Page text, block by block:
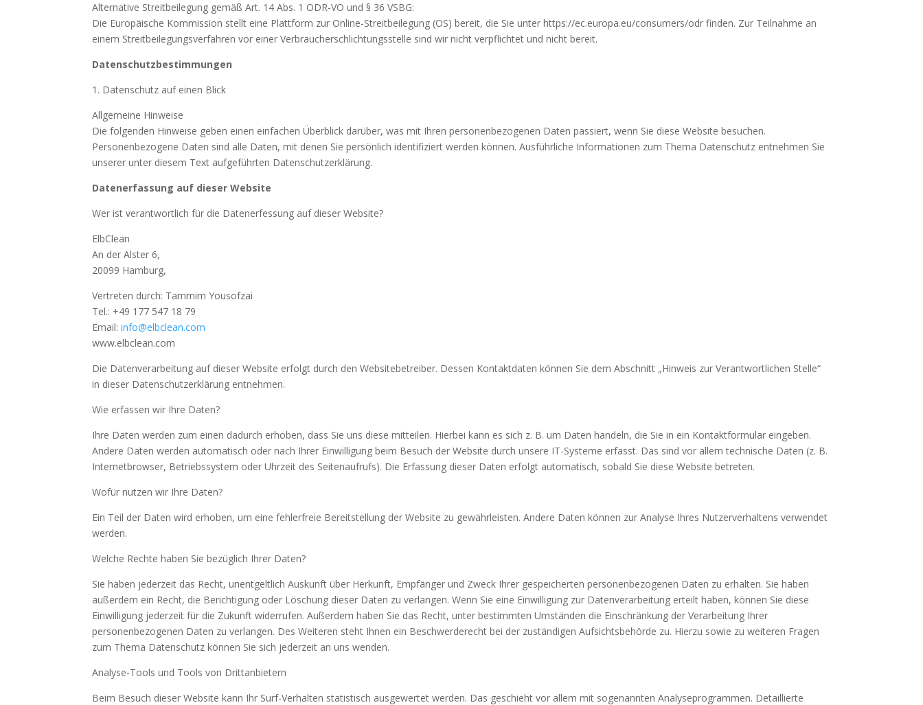
Alternative Streitbeilegung gemäß Art. 14 Abs. 1 ODR-VO und § 36 VSBG:
Die Europäische Kommission stellt eine Plattform zur Online-Streitbeilegung (OS) bereit, die Sie unter https://ec.europa.eu/consumers/odr finden. Zur Teilnahme an
einem Streitbeilegungsverfahren vor einer Verbraucherschlichtungsstelle sind wir nicht verpflichtet und nicht bereit.
Datenschutzbestimmungen
1. Datenschutz auf einen Blick
Allgemeine Hinweise
Die folgenden Hinweise geben einen einfachen Überblick darüber, was mit Ihren personenbezogenen Daten passiert, wenn Sie diese Website besuchen.
Personenbezogene Daten sind alle Daten, mit denen Sie persönlich identifiziert werden können. Ausführliche Informationen zum Thema Datenschutz entnehmen Sie
unserer unter diesem Text aufgeführten Datenschutzerklärung.
Datenerfassung auf dieser Website
Wer ist verantwortlich für die Datenerfessung auf dieser Website?
ElbClean
An der Alster 6,
20099 Hamburg,
Vertreten durch: Tammim Yousofzai
Tel.: +49 177 547 18 79
Email:info@elbclean.com
www.elbclean.com
Die Datenverarbeitung auf dieser Website erfolgt durch den Websitebetreiber. Dessen Kontaktdaten können Sie dem Abschnitt „Hinweis zur Verantwortlichen Stelle“
in dieser Datenschutzerklärung entnehmen.
Wie erfassen wir Ihre Daten?
Ihre Daten werden zum einen dadurch erhoben, dass Sie uns diese mitteilen. Hierbei kann es sich z. B. um Daten handeln, die Sie in ein Kontaktformular eingeben.
Andere Daten werden automatisch oder nach Ihrer Einwilligung beim Besuch der Website durch unsere IT-Systeme erfasst. Das sind vor allem technische Daten (z. B.
Internetbrowser, Betriebssystem oder Uhrzeit des Seitenaufrufs). Die Erfassung dieser Daten erfolgt automatisch, sobald Sie diese Website betreten.
Wofür nutzen wir Ihre Daten?
Ein Teil der Daten wird erhoben, um eine fehlerfreie Bereitstellung der Website zu gewährleisten. Andere Daten können zur Analyse Ihres Nutzerverhaltens verwendet
werden.
Welche Rechte haben Sie bezüglich Ihrer Daten?
Sie haben jederzeit das Recht, unentgeltlich Auskunft über Herkunft, Empfänger und Zweck Ihrer gespeicherten personenbezogenen Daten zu erhalten. Sie haben
außerdem ein Recht, die Berichtigung oder Löschung dieser Daten zu verlangen. Wenn Sie eine Einwilligung zur Datenverarbeitung erteilt haben, können Sie diese
Einwilligung jederzeit für die Zukunft widerrufen. Außerdem haben Sie das Recht, unter bestimmten Umständen die Einschränkung der Verarbeitung Ihrer
personenbezogenen Daten zu verlangen. Des Weiteren steht Ihnen ein Beschwerderecht bei der zuständigen Aufsichtsbehörde zu. Hierzu sowie zu weiteren Fragen
zum Thema Datenschutz können Sie sich jederzeit an uns wenden.
Analyse-Tools und Tools von Dritt­anbietern
Beim Besuch dieser Website kann Ihr Surf-Verhalten statistisch ausgewertet werden. Das geschieht vor allem mit sogenannten Analyseprogrammen. Detaillierte